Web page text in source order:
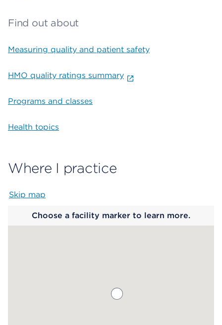
Find out about
Measuring quality and patient safety
HMO quality ratings summary
Programs and classes
Health topics
Where I practice
Skip map
Choose a facility marker to learn more.